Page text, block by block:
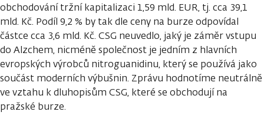
obchodování tržní kapitalizaci 1,59 mld. EUR, tj. cca 39,1
mld. Kč. Podíl 9,2 % by tak dle ceny na burze odpovídal
částce cca 3,6 mld. Kč. CSG neuvedlo, jaký je záměr vstupu
do Alzchem, nicméně společnost je jedním z hlavních
evropských výrobců nitroguanidinu, který se používá jako
součást moderních výbušnin. Zprávu hodnotíme neutrálně
ve vztahu k dluhopisům CSG, které se obchodují na
pražské burze.